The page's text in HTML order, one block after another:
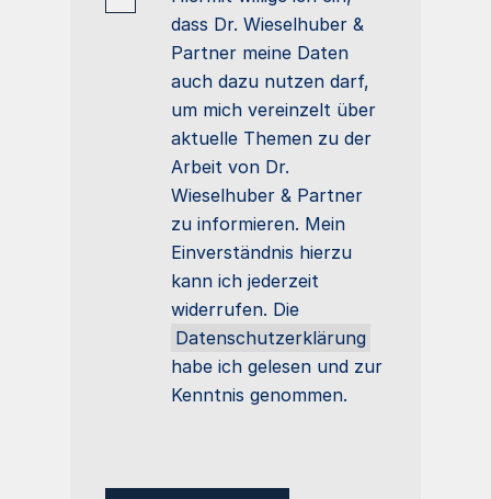
dass Dr. Wieselhuber &
Partner meine Daten
auch dazu nutzen darf,
um mich vereinzelt über
aktuelle Themen zu der
Arbeit von Dr.
Wieselhuber & Partner
zu informieren. Mein
Einverständnis hierzu
kann ich jederzeit
widerrufen. Die
Datenschutzerklärung
habe ich gelesen und zur
Kenntnis genommen.